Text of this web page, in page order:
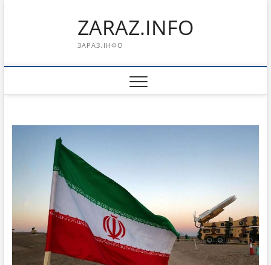
ZARAZ.INFO
ЗАРАЗ.ІНФО